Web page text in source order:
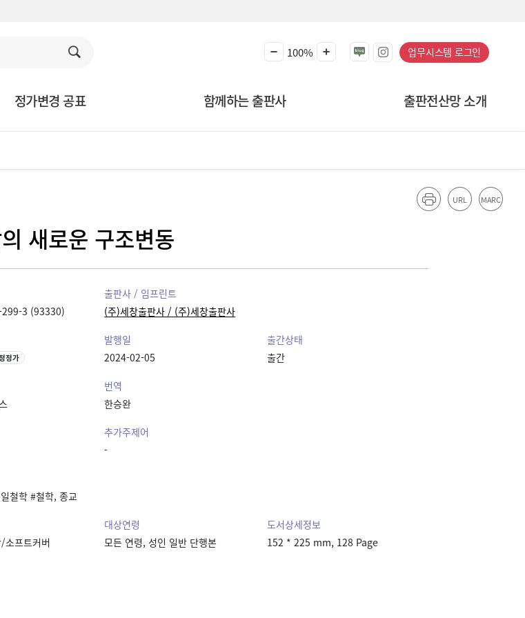
100% 업무시스템 로그인
정가변경 공표 함께하는 출판사 출판전산망 소개
새로운 구조변동
3 (93330)
출판사 / 임프린트
(주)세창출판사 / (주)세창출판사
정가
발행일
2024-02-05
출간상태
출간
번역
한승완
추가주제어
-
철학 #철학, 종교
소프트커버
대상연령
모든 연령, 성인 일반 단행본
도서상세정보
152 * 225 mm, 128 Page
URL MARC